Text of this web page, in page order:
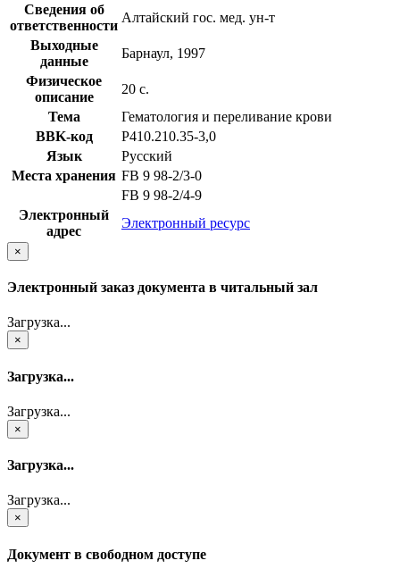
Сведения об
ответственности
Алтайский гос. мед. ун-т
Выходные
данные
Барнаул, 1997
Физическое
описание
20 с.
Тема
Гематология и переливание крови
BBK-код
Р410.210.35-3,0
Язык
Русский
Места хранения FB 9 98-2/3-0
FB 9 98-2/4-9
Электронный
адрес
Электронный ресурс
×
Электронный заказ документа в читальный зал
Загрузка...
×
Загрузка...
Загрузка...
×
Загрузка...
Загрузка...
×
Документ в свободном доступе